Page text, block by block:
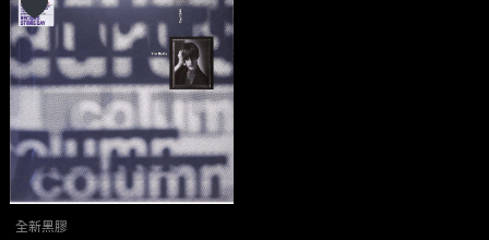
全新黑膠